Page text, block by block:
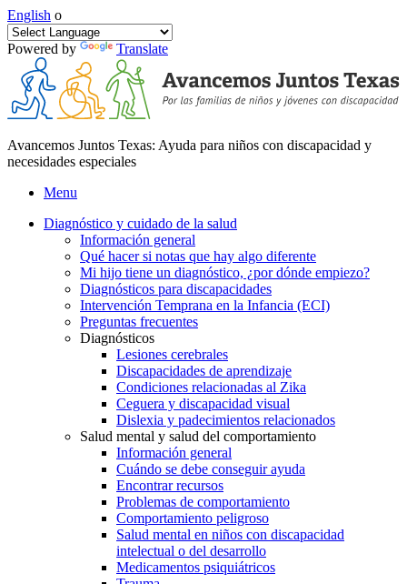
English o
Powered by Translate
Avancemos Juntos Texas: Ayuda para niños con discapacidad y
necesidades especiales
Menu
Diagnóstico y cuidado de la salud
Información general
Qué hacer si notas que hay algo diferente
Mi hijo tiene un diagnóstico, ¿por dónde empiezo?
Diagnósticos para discapacidades
Intervención Temprana en la Infancia (ECI)
Preguntas frecuentes
Diagnósticos
Lesiones cerebrales
Discapacidades de aprendizaje
Condiciones relacionadas al Zika
Ceguera y discapacidad visual
Dislexia y padecimientos relacionados
Salud mental y salud del comportamiento
Información general
Cuándo se debe conseguir ayuda
Encontrar recursos
Problemas de comportamiento
Comportamiento peligroso
Salud mental en niños con discapacidad
intelectual o del desarrollo
Medicamentos psiquiátricos